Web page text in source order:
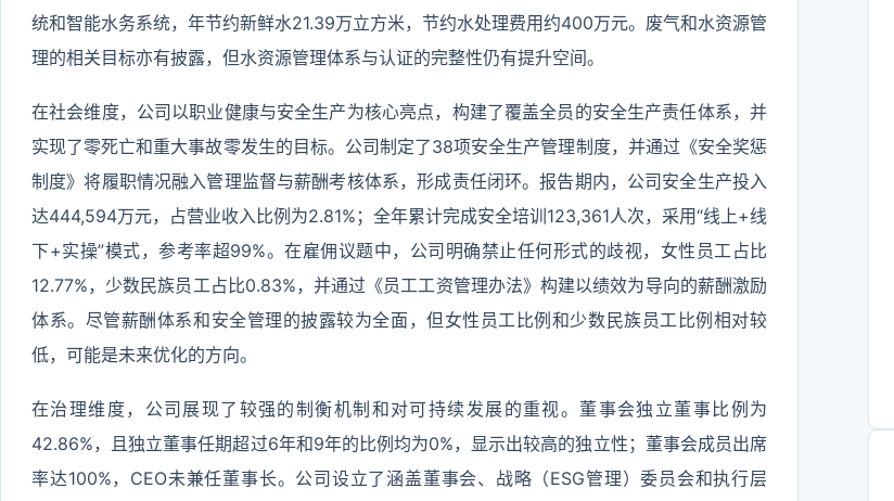
统和智能水务系统，年节约新鲜水21.39万立方米，节约水处理费用约400万元。废气和水资源管
理的相关目标亦有披露，但水资源管理体系与认证的完整性仍有提升空间。
在社会维度，公司以职业健康与安全生产为核心亮点，构建了覆盖全员的安全生产责任体系，并
实现了零死亡和重大事故零发生的目标。公司制定了38项安全生产管理制度，并通过《安全奖惩
制度》将履职情况融入管理监督与薪酬考核体系，形成责任闭环。报告期内，公司安全生产投入
达444,594万元，占营业收入比例为2.81%；全年累计完成安全培训123,361人次，采用“线上+线
下+实操”模式，参考率超99%。在雇佣议题中，公司明确禁止任何形式的歧视，女性员工占比
12.77%，少数民族员工占比0.83%，并通过《员工工资管理办法》构建以绩效为导向的薪酬激励
体系。尽管薪酬体系和安全管理的披露较为全面，但女性员工比例和少数民族员工比例相对较
低，可能是未来优化的方向。
在治理维度，公司展现了较强的制衡机制和对可持续发展的重视。董事会独立董事比例为
42.86%，且独立董事任期超过6年和9年的比例均为0%，显示出较高的独立性；董事会成员出席
率达100%，CEO未兼任董事长。公司设立了涵盖董事会、战略（ESG管理）委员会和执行层